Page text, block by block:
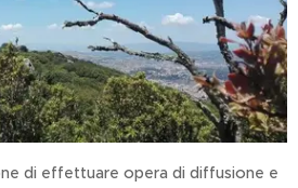
di effettuare opera di diffusione e